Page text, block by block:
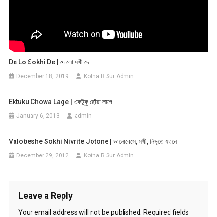
De Lo Sokhi De | দে লো সখী দে
December 18, 2019 Kotha R Sur Admin
Ektuku Chowa Lage | একটুকু ছোঁয়া লাগে
January 6, 2013 admin
Valobeshe Sokhi Nivrite Jotone | ভালোবেসে, সখী, নিভৃতে যতনে
December 29, 2012 Kotha R Sur Admin
Leave a Reply
Your email address will not be published. Required fields